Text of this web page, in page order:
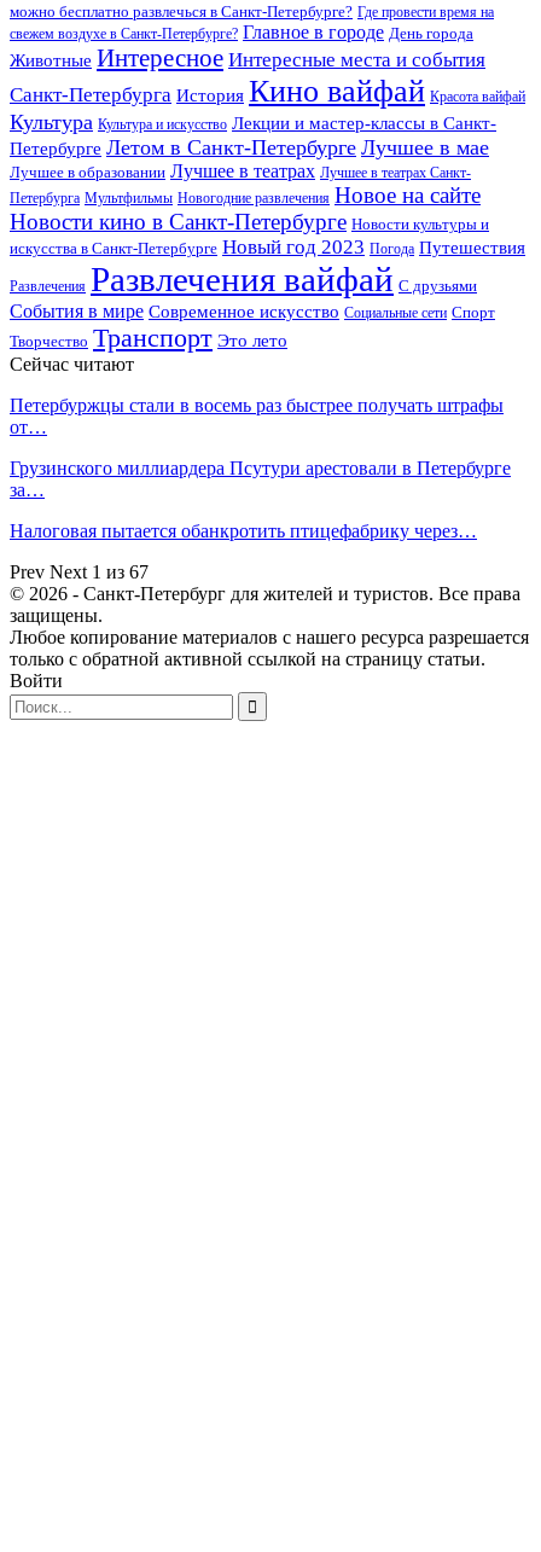
можно бесплатно развлечься в Санкт-Петербурге? Где провести время на
свежем воздухе в Санкт-Петербурге? Главное в городе День города
Животные Интересное Интересные места и события
Санкт-Петербурга История Кино вайфай Красота вайфай
Культура Культура и искусство Лекции и мастер-классы в Санкт-
Петербурге Летом в Санкт-Петербурге Лучшее в мае
Лучшее в образовании Лучшее в театрах Лучшее в театрах Санкт-
Петербурга Мультфильмы Новогодние развлечения Новое на сайте
Новости кино в Санкт-Петербурге Новости культуры и
искусства в Санкт-Петербурге Новый год 2023 Погода Путешествия
Развлечения Развлечения вайфай С друзьями
События в мире Современное искусство Социальные сети Спорт
Творчество Транспорт Это лето
Сейчас читают
Петербуржцы стали в восемь раз быстрее получать штрафы
от…
Грузинского миллиардера Псутури арестовали в Петербурге
за…
Налоговая пытается обанкротить птицефабрику через…
Prev Next 1 из 67
© 2026 - Санкт-Петербург для жителей и туристов. Все права
защищены.
Любое копирование материалов с нашего ресурса разрешается
только с обратной активной ссылкой на страницу статьи.
Войти